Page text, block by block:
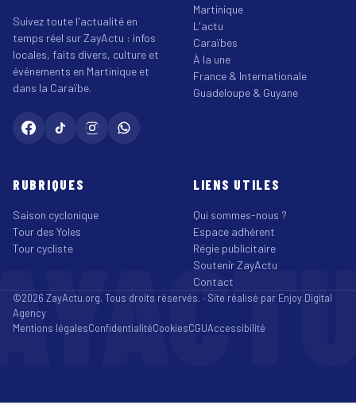
Suivez toute l'actualité en
temps réel sur ZayActu : infos
locales, faits divers, culture et
événements en Martinique et
dans la Caraïbe.
Martinique
L'actu
Caraïbes
À la une
France & Internationale
Guadeloupe & Guyane
RUBRIQUES
Saison cyclonique
Tour des Yoles
Tour cycliste
LIENS UTILES
Qui sommes-nous ?
Espace adhérent
Régie publicitaire
Soutenir ZayActu
Contact
©2026 ZayActu.org. Tous droits réservés. · Site réalisé par Enjoy Digital
Agency
Mentions légalesConfidentialitéCookiesCGUAccessibilité